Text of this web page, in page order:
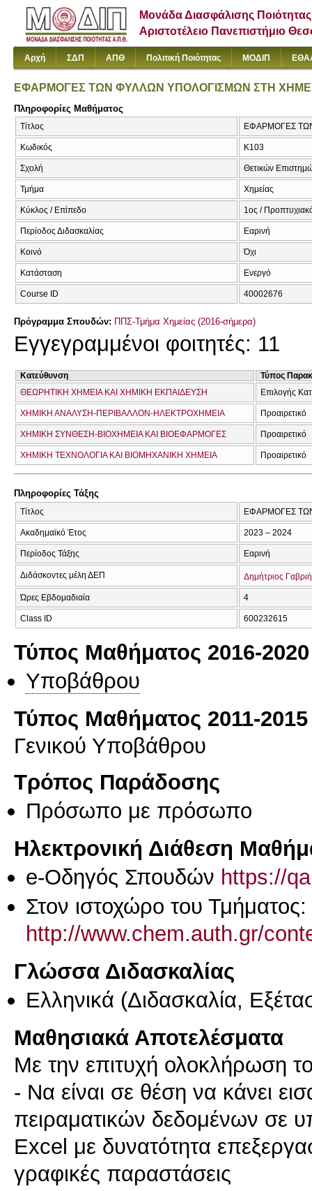
Μονάδα Διασφάλισης Ποιότητας
Αριστοτέλειο Πανεπιστήμιο
Αρχή ΣΔΠ ΑΠΘ Πολιτική Ποιότητας ΜΟΔΙΠ
ΕΦΑΡΜΟΓΕΣ ΤΩΝ ΦΥΛΛΩΝ ΥΠΟΛΟΓΙΣΜΩΝ ΣΤΗ
Πληροφορίες Μαθήματος
Τίτλος ΕΦΑΡΜΟΓΕΣ
Κωδικός Κ103
Σχολή Θετικών
Τμήμα Χημείας
Κύκλος / Επίπεδο 1ος /
Περίοδος Διδασκαλίας Εαρινή
Κοινό Όχι
Κατάσταση Ενεργό
Course ID 40002676
Πρόγραμμα Σπουδών: ΠΠΣ-Τμήμα Χημείας (2016-σήμερα)
Εγγεγραμμένοι φοιτητές: 11
Κατεύθυνση
Τύπος
ΘΕΩΡΗΤΙΚΗ ΧΗΜΕΙΑ ΚΑΙ ΧΗΜΙΚΗ ΕΚΠΑΙΔΕΥΣΗ
Επιλογής
ΧΗΜΙΚΗ ΑΝΑΛΥΣΗ-ΠΕΡΙΒΑΛΛΟΝ-ΗΛΕΚΤΡΟΧΗΜΕΙΑ Προαιρετικό
ΧΗΜΙΚΗ ΣΥΝΘΕΣΗ-ΒΙΟΧΗΜΕΙΑ ΚΑΙ ΒΙΟΕΦΑΡΜΟΓΕΣ Προαιρετικό
ΧΗΜΙΚΗ ΤΕΧΝΟΛΟΓΙΑ ΚΑΙ ΒΙΟΜΗΧΑΝΙΚΗ ΧΗΜΕΙΑ Προαιρετικό
Πληροφορίες Τάξης
Τίτλος ΕΦΑΡΜΟΓΕΣ
Ακαδημαϊκό Έτος 2023 – 2024
Περίοδος Τάξης Εαρινή
Διδάσκοντες μέλη ΔΕΠ Δημήτριος
Ώρες Εβδομαδιαία 4
Class ID 600232615
Τύπος Μαθήματος 2016-2020
Υποβάθρου
Τύπος Μαθήματος 2011-2015
Γενικού Υποβάθρου
Τρόπος Παράδοσης
Πρόσωπο με πρόσωπο
Ηλεκτρονική Διάθεση
e-Οδηγός Σπουδών https://
Στον ιστοχώρο του Τμήματος:
http://www.chem.auth.gr/
Γλώσσα Διδασκαλίας
Ελληνικά (Διδασκαλία,
Μαθησιακά Αποτελέσματα
Με την επιτυχή ολοκλήρωση
- Να είναι σε θέση να κάνει
πειραματικών δεδομένων σε
Excel με δυνατότητα
γραφικές παραστάσεις